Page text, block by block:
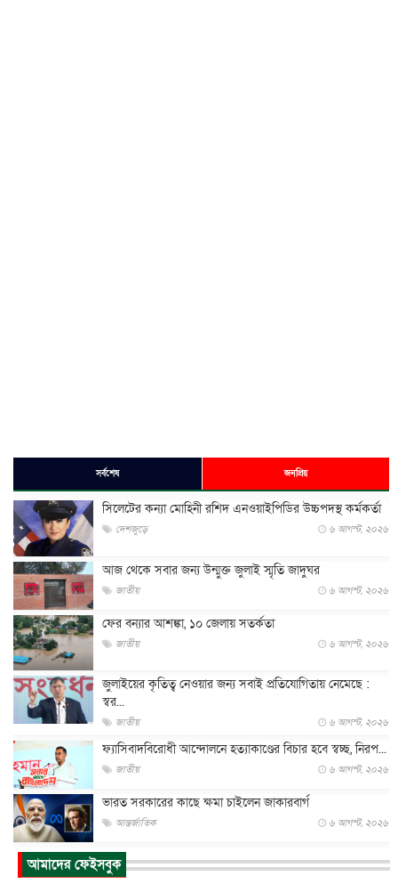
সর্বশেষ জনপ্রিয়
সিলেটের কন্যা মোহিনী রশিদ এনওয়াইপিডির উচ্চপদস্থ কর্মকর্তা
দেশজুড়ে ৬ আগস্ট, ২০২৬
আজ থেকে সবার জন্য উন্মুক্ত জুলাই স্মৃতি জাদুঘর
জাতীয় ৬ আগস্ট, ২০২৬
ফের বন্যার আশঙ্কা, ১০ জেলায় সতর্কতা
জাতীয় ৬ আগস্ট, ২০২৬
জুলাইয়ের কৃতিত্ব নেওয়ার জন্য সবাই প্রতিযোগিতায় নেমেছে :
স্বর...
জাতীয় ৬ আগস্ট, ২০২৬
ফ্যাসিবাদবিরোধী আন্দোলনে হত্যাকাণ্ডের বিচার হবে স্বচ্ছ, নিরপ...
জাতীয় ৬ আগস্ট, ২০২৬
ভারত সরকারের কাছে ক্ষমা চাইলেন জাকারবার্গ
আন্তর্জাতিক ৬ আগস্ট, ২০২৬
আকাশে ট্রাম্পের হেলিকপ্টার ও যাত্রীবাহী বিমান মুখোমুখি, তদন্...
আন্তর্জাতিক
আমাদের ফেইসবুক